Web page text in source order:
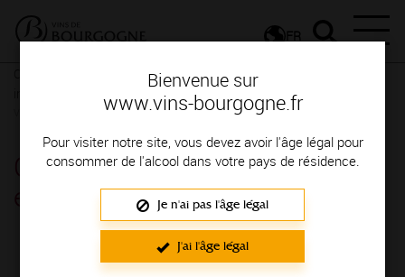
Bienvenue sur
www.vins-bourgogne.fr
Pour visiter notre site, vous devez avoir l'âge légal pour
consommer de l'alcool dans votre pays de résidence.
Je n'ai pas l'âge légal
J'ai l'âge légal
FR
Les meilleurs accords
Recettes végétariennes
Recettes
Crème de panais à la cannelle
et pancetta